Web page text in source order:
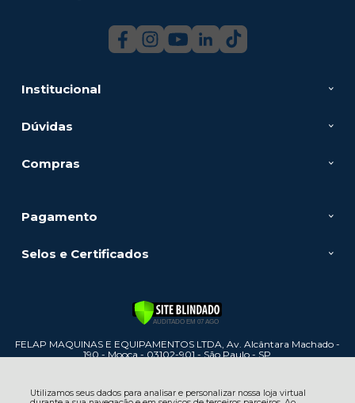
Utilizamos seus dados para analisar e personalizar nossa loja virtual
Institucional
Dúvidas
Compras
Pagamento
Selos e Certificados
FELAP MAQUINAS E EQUIPAMENTOS LTDA, Av. Alcântara Machado -
190 - Mooca - 03102-901 - São Paulo - SP